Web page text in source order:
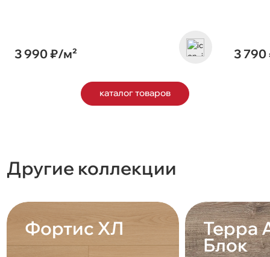
3 990 ₽/м² 3 790
каталог товаров
Другие коллекции
Фортис ХЛ Терра
Блок